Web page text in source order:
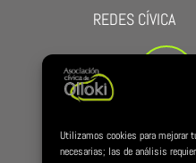
Utilizamos cookies para mejorar
necesarias; las de análisis
REDES CÍVICA